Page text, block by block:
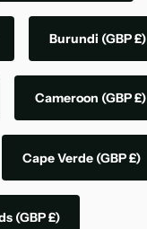
Burundi (GBP £)
Cameroon (GBP £)
Cape Verde (GBP £)
(GBP £)